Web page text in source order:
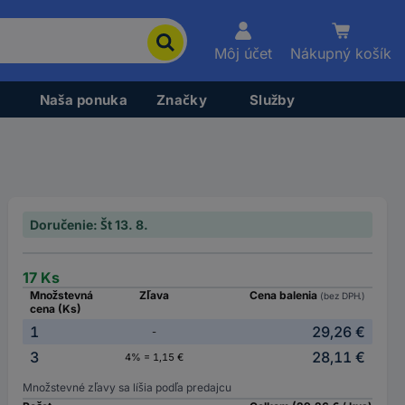
Môj účet Nákupný košík
Naša ponuka Značky Služby
Doručenie: Št 13. 8.
17 Ks
Množstevná
cena (Ks)
Zľava Cena balenia (bez DPH.)
1 -
29,26 €
3
4% = 1,15 € 28,11 €
Množstevné zľavy sa líšia podľa predajcu